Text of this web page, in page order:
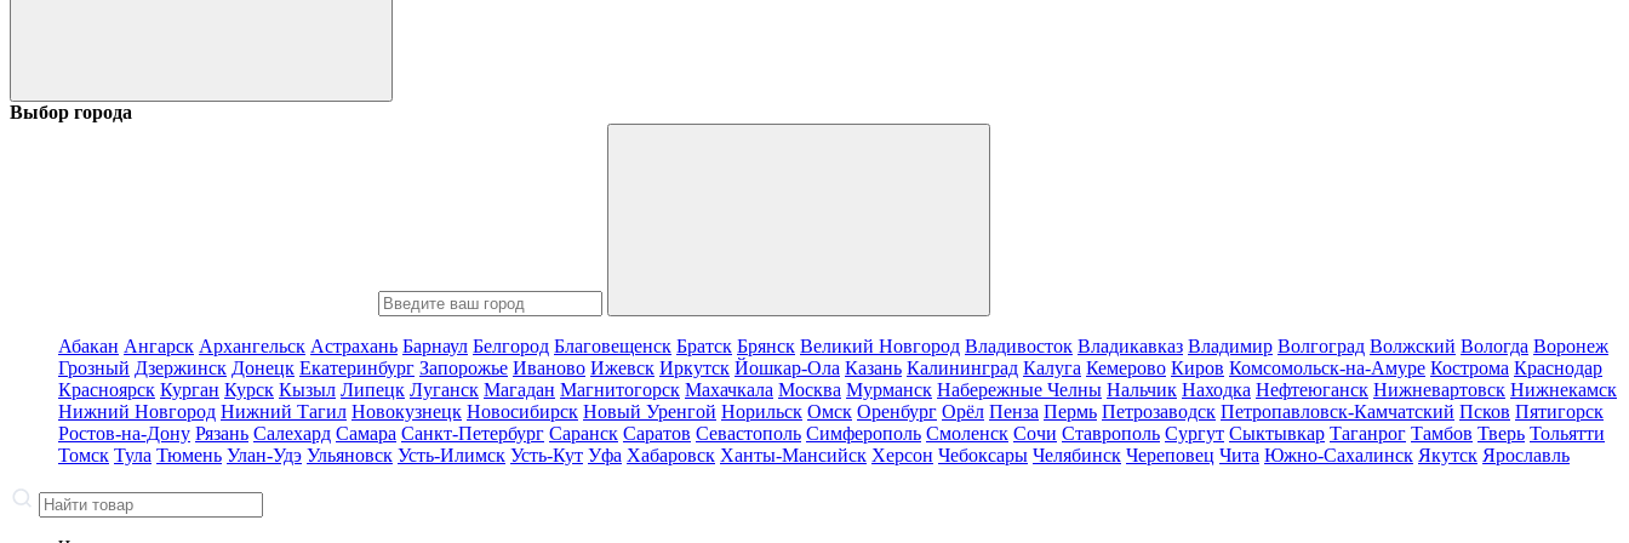
Выбор города
Абакан Ангарск Архангельск Астрахань Барнаул Белгород Благовещенск Братск Брянск Великий Новгород Владивосток Владикавказ Владимир Волгоград Волжский Вологда Воронеж
Грозный Дзержинск Донецк Екатеринбург Запорожье Иваново Ижевск Иркутск Йошкар-Ола Казань Калининград Калуга Кемерово Киров Комсомольск-на-Амуре Кострома Краснодар
Красноярск Курган Курск Кызыл Липецк Луганск Магадан Магнитогорск Махачкала Москва Мурманск Набережные Челны Нальчик Находка Нефтеюганск Нижневартовск Нижнекамск
Нижний Новгород Нижний Тагил Новокузнецк Новосибирск Новый Уренгой Норильск Омск Оренбург Орёл Пенза Пермь Петрозаводск Петропавловск-Камчатский Псков Пятигорск
Ростов-на-Дону Рязань Салехард Самара Санкт-Петербург Саранск Саратов Севастополь Симферополь Смоленск Сочи Ставрополь Сургут Сыктывкар Таганрог Тамбов Тверь Тольятти
Томск Тула Тюмень Улан-Удэ Ульяновск Усть-Илимск Усть-Кут Уфа Хабаровск Ханты-Мансийск Херсон Чебоксары Челябинск Череповец Чита Южно-Сахалинск Якутск Ярославль